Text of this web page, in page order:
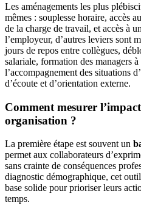
Les aménagements les plus
mêmes : souplesse horaire, accès
de la charge de travail, et accès à
l’employeur, d’autres leviers sont
jours de repos entre collègues,
salariale, formation des managers
l’accompagnement des situations
d’écoute et d’orientation externe.
Comment mesurer
organisation ?
La première étape est souvent un
permet aux collaborateurs
sans crainte de conséquences
diagnostic démographique, cet
base solide pour prioriser leurs
temps.